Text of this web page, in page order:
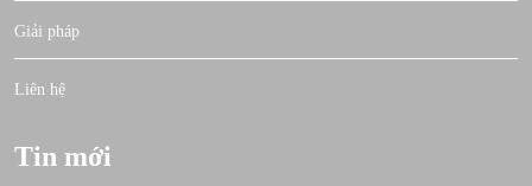
Giải pháp
Liên hệ
Tin mới